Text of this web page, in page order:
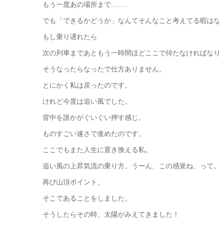
もう一度あの場所まで…….
でも「できるかどうか」なんてそんなこと考えてる暇は
もし乗り遅れたら
次の列車まであともう一時間ほどここで待たなければな
そうなったらなったで仕方ありません。
とにかく私は戻ったのです。
けれど今度は追い風でした。
背中を誰かがぐいぐい押す感じ。
ものすごい速さで進めたのです。
ここでもまた人生に置き換える私。
追い風の上昇気流の乗り方。うーん、この感覚ね、って。
再び山頂ポイント。
そこであることをしました。
そうしたらその時、太陽がみえてきました！